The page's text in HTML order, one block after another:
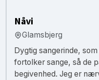
Nåvi
Glamsbjerg
Dygtig sangerinde,
fortolker sange, så de
begivenhed. Jeg er